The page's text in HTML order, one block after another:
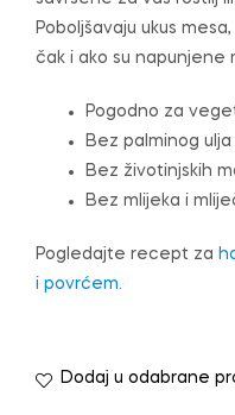
Poboljšavaju ukus
čak i ako su napunjene
Pogodno za
Bez palminog ulja
Bez životinjskih
Bez mlijeka i
Pogledajte recept za
i povrćem.
Dodaj u odabrane